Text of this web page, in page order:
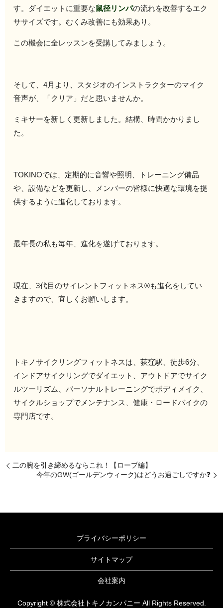
す。ダイエットに重要な鼠径リンパの流れを改善するエク
ササイズです。むくみ改善にも効果あり。
この機会に全レッスンを受講してみましょう。
そして、4月より、スタジオのインストラクターのマイク
音声が、「クリア」だと思いませんか。
ミキサーを新しく更新しました。結構、時間かかりまし
た。
TOKINOでは、定期的に音響や照明、トレーニング備品
や、設備などを更新し、メンバーの皆様に快適な環境を提
供するように進化しております。
最年長の私も毎年、進化を遂げております。
現在、3代目のサイレントフィットネス®️も進化をしてい
きますので、宜しくお願いします。
トキノサイクリングフィットネスは、荻窪駅、徒歩6分、
インドアサイクリングでダイエット、アウトドアでサイク
ルツーリズム、パーソナルトレーニングでボディメイク、
サイクルショップでメンテナンス、健康・ロードバイクの
専門店です。
二の腕を引き締めるならこれ！【ロープ編】
今年のGW(ゴールデンウィーク)はどうお過ごしですか❓
プライバシーポリシー
サイトマップ
会社案内
Copyright © 株式会社トキノカンパニー All Rights Reserved.